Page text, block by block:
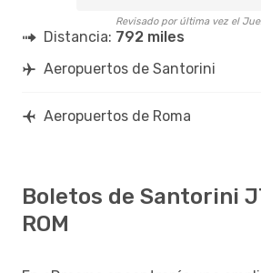
Revisado por última vez el
Distancia: 792 miles
Aeropuertos de Santorini
Aeropuertos de Roma
Boletos de Santorini
ROM